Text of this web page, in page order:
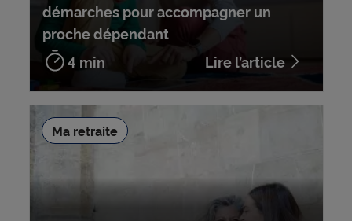
démarches pour accompagner un
proche dépendant
4 min
Lire l’article
Ma retraite